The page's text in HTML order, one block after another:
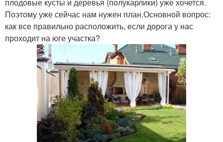
Поэтому уже сейчас нам нужен план.Основной вопрос:
как все правильно расположить, если дорога у нас
проходит на юге участка?